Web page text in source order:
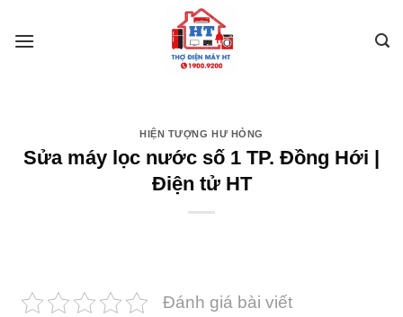
HIỆN TƯỢNG HƯ HỎNG
Sửa máy lọc nước số 1 TP. Đồng Hới |
Điện tử HT
Đánh giá bài viết